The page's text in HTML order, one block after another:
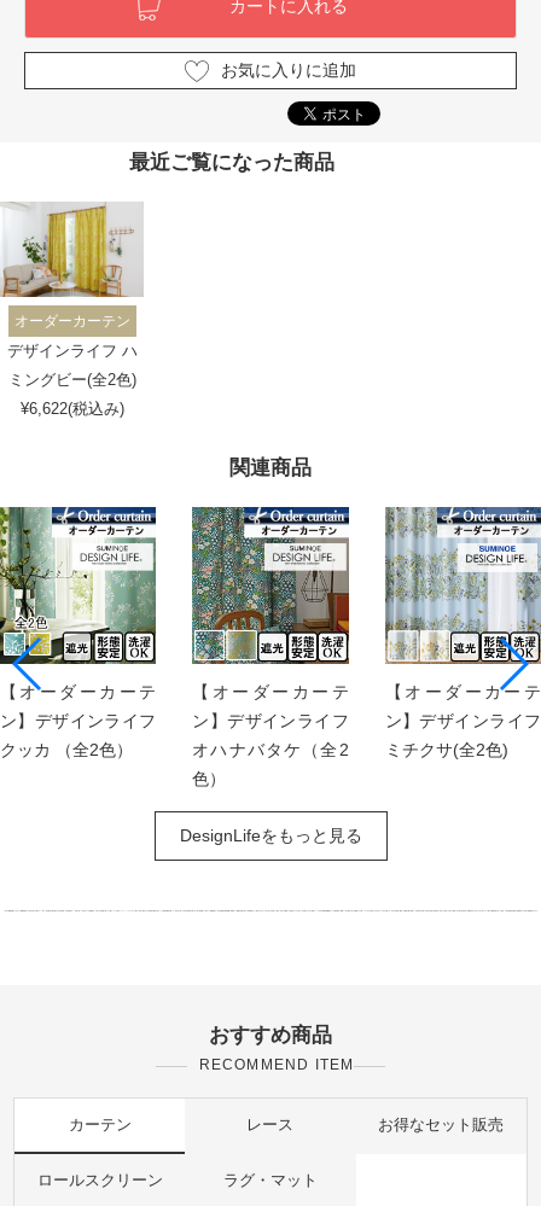
お気に入りに追加
関連商品
【オーダーカーテ
ン】デザインライフ
クッカ （全2色）
【オーダーカーテ
ン】デザインライフ
オハナバタケ（全2
色）
【オーダーカーテ
ン】デザインライフ
ミチクサ(全2色)
DesignLifeをもっと見る
最近ご覧になった商品
オーダーカーテン
デザインライフ ハ
ミングビー(全2色)
¥6,622(税込み)
おすすめ商品
RECOMMEND ITEM
カーテン レース お得なセット販売
ロールスクリーン ラグ・マット